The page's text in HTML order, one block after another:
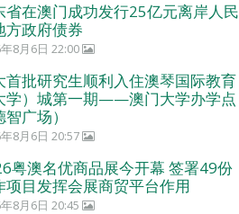
省在澳门成功发行25亿元离岸人民
方政府债券
8月6日 22:00
首批研究生顺利入住澳琴国际教育
学）城第一期——澳门大学办学点
智广场）
8月6日 20:57
粤澳名优商品展今开幕 签署49份
项目发挥会展商贸平台作用
8月6日 20:45